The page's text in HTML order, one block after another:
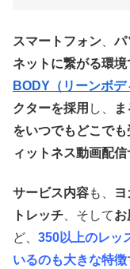
スマートフォン 、パ
ネットに繋がる環
BODY（リーンボデ
クターを採用 し、
をいつでもどこで
ィットネス動画配
サービス内容も、 ヨ
トレッチ、そしてお
ど、 350以上のレッ
いるのも大きな特徴